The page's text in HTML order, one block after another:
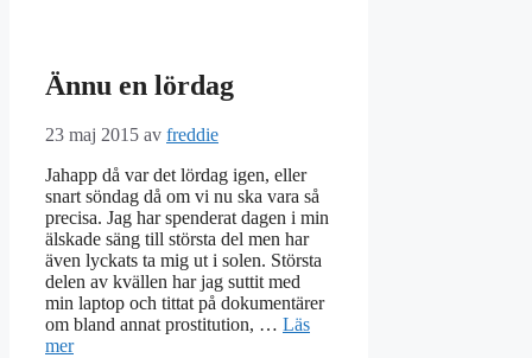
Ännu en lördag
23 maj 2015 av freddie
Jahapp då var det lördag igen, eller
snart söndag då om vi nu ska vara så
precisa. Jag har spenderat dagen i min
älskade säng till största del men har
även lyckats ta mig ut i solen. Största
delen av kvällen har jag suttit med
min laptop och tittat på dokumentärer
om bland annat prostitution, … Läs
mer